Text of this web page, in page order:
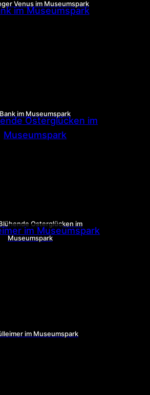
Venus im Museumspark
Bank im Museumspark
Osterglücken im
Museumspark
im Museumspark